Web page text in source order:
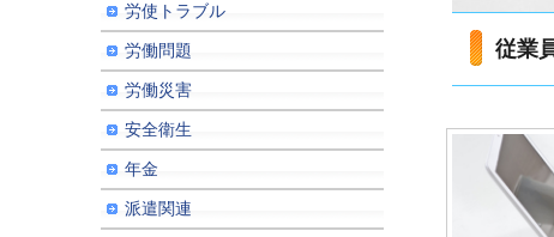
労使トラブル
労働問題
労働災害
安全衛生
年金
派遣関連
従業